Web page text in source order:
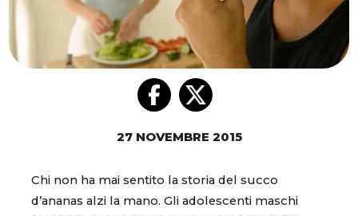
27 NOVEMBRE 2015
Chi non ha mai sentito la storia del succo
d’ananas alzi la mano. Gli adolescenti maschi